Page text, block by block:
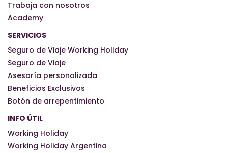
Trabaja con nosotros
Academy
SERVICIOS
Seguro de Viaje Working Holiday
Seguro de Viaje
Asesoría personalizada
Beneficios Exclusivos
Botón de arrepentimiento
INFO ÚTIL
Working Holiday
Working Holiday Argentina